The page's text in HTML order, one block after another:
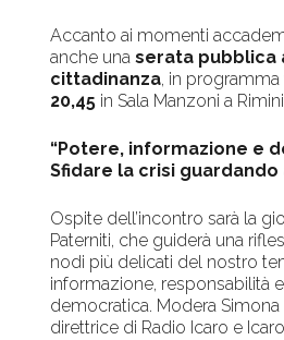
Accanto ai momenti
anche unaserata pubblica
cittadinanza, in programma
20,45 in Sala Manzoni a
“Potere, informazione e
Sfidare la crisi guardando
Ospite dell’incontro sarà la
Paterniti, che guiderà una
nodi più delicati del nostro
informazione, responsabilità
democratica. Modera Simona
direttrice di Radio Icaro e